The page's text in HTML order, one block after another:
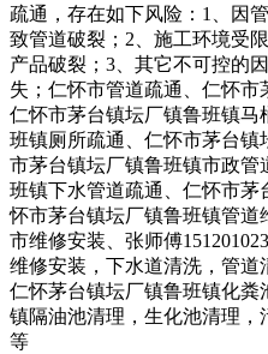
疏通，存在如下风险：1、因
致管道破裂；2、施工环境受
产品破裂；3、其它不可控的
失；仁怀市管道疏通、仁怀市
仁怀市茅台镇坛厂镇鲁班镇
班镇厕所疏通、仁怀市茅台
市茅台镇坛厂镇鲁班镇市政
班镇下水管道疏通、仁怀市
怀市茅台镇坛厂镇鲁班镇管
市维修安装、张师傅
维修安装，下水道清洗，管道
仁怀茅台镇坛厂镇鲁班镇化
镇隔油池清理，生化池清理
等